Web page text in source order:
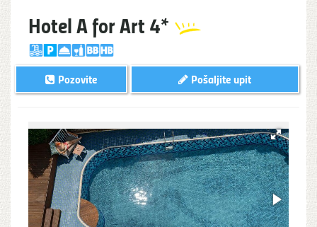
Hotel A for Art 4*
Pošaljite upit
Pozovite